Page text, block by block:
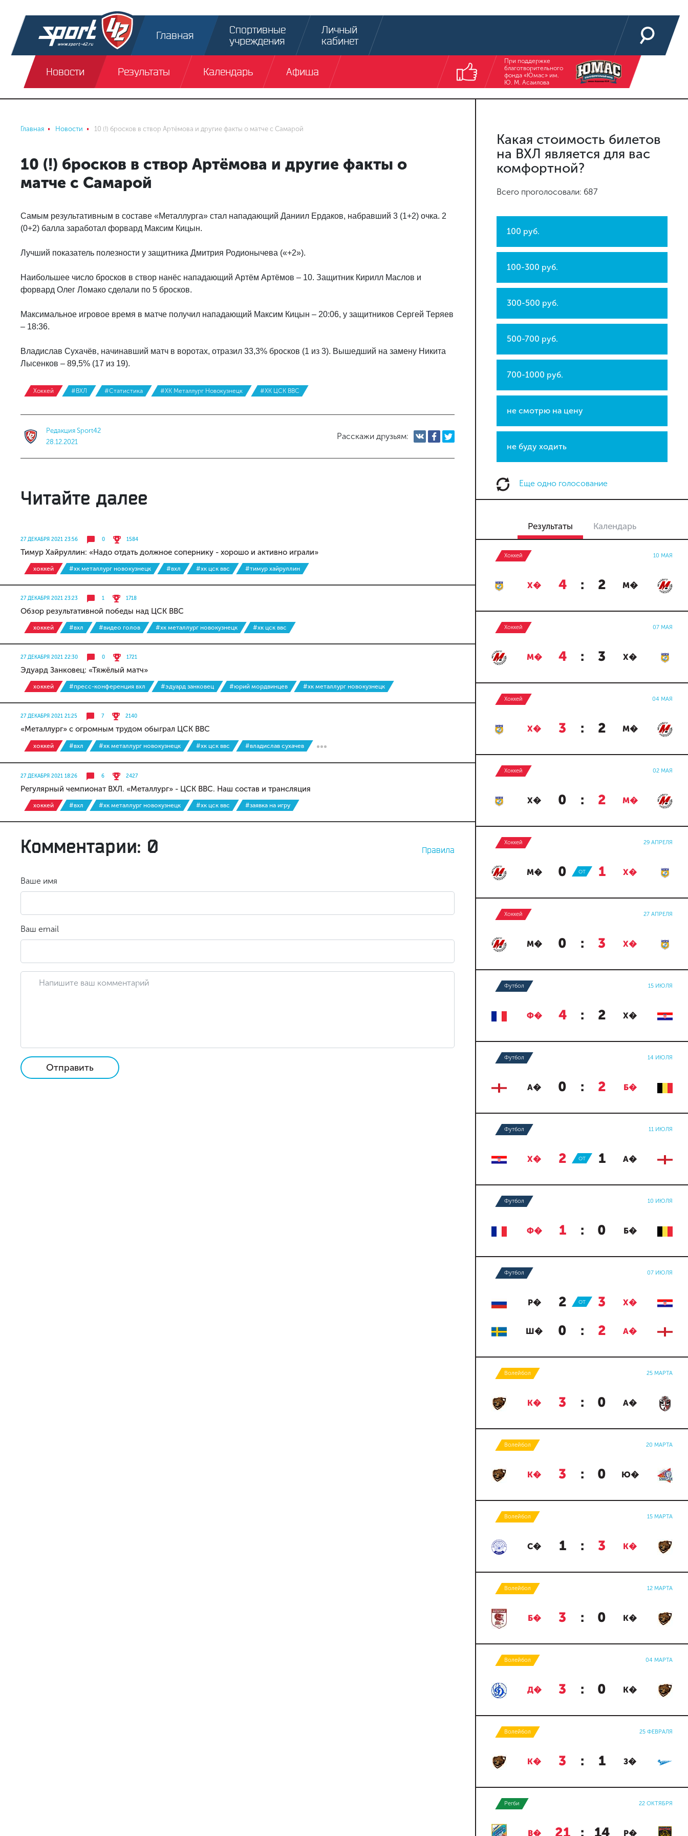
Главная
Спортивные
учреждения
Личный
кабинет
Новости Результаты Календарь Афиша
При поддержке
благотворительного
фонда «Юмас» им.
Ю. М. Асаилова
Главная Новости 10 (!) бросков в створ Артёмова и другие факты о матче с Самарой
10 (!) бросков в створ Артёмова и другие факты о
матче с Самарой
Самым результативным в составе «Металлурга» стал нападающий Даниил Ердаков, набравший 3 (1+2) очка. 2
(0+2) балла заработал форвард Максим Кицын.
Лучший показатель полезности у защитника Дмитрия Родионычева («+2»).
Наибольшее число бросков в створ нанёс нападающий Артём Артёмов – 10. Защитник Кирилл Маслов и
форвард Олег Ломако сделали по 5 бросков.
Максимальное игровое время в матче получил нападающий Максим Кицын – 20:06, у защитников Сергей Теряев
– 18:36.
Владислав Сухачёв, начинавший матч в воротах, отразил 33,3% бросков (1 из 3). Вышедший на замену Никита
Лысенков – 89,5% (17 из 19).
Хоккей #ВХЛ #Статистика #ХК Металлург Новокузнецк #ХК ЦСК ВВС
Редакция Sport42
28.12.2021
Расскажи друзьям:
Читайте далее
27 ДЕКАБРЯ 2021 23:56 0 1584
Тимур Хайруллин: «Надо отдать должное сопернику - хорошо и активно играли»
хоккей #хк металлург новокузнецк #вхл #хк цск ввс #тимур хайруллин
27 ДЕКАБРЯ 2021 23:23 1 1718
Обзор результативной победы над ЦСК ВВС
хоккей #вхл #видео голов #хк металлург новокузнецк #хк цск ввс
27 ДЕКАБРЯ 2021 22:30 0 1721
Эдуард Занковец: «Тяжёлый матч»
хоккей #пресс-конференция вхл #эдуард занковец #юрий мордвинцев #хк металлург новокузнецк
27 ДЕКАБРЯ 2021 21:25 7 2140
«Металлург» с огромным трудом обыграл ЦСК ВВС
хоккей #вхл #хк металлург новокузнецк #хк цск ввс #владислав сухачев
27 ДЕКАБРЯ 2021 18:26 6 2427
Регулярный чемпионат ВХЛ. «Металлург» - ЦСК ВВС. Наш состав и трансляция
хоккей #вхл #хк металлург новокузнецк #хк цск ввс #заявка на игру
Комментарии: 0 Правила
Ваше имя
Ваш email
Отправить
Какая стоимость билетов
на ВХЛ является для вас
комфортной?
Всего проголосовали: 687
100 руб.
100-300 руб.
300-500 руб.
500-700 руб.
700-1000 руб.
не смотрю на цену
не буду ходить
Еще одно голосование
Результаты Календарь
Хоккей 10 МАЯ
Х� 4 : 2 М�
Хоккей 07 МАЯ
М� 4 : 3 Х�
Хоккей 04 МАЯ
Х� 3 : 2 М�
Хоккей 02 МАЯ
Х� 0 : 2 М�
Хоккей 29 АПРЕЛЯ
М� 0 : 1 Х�
ОТ
Хоккей 27 АПРЕЛЯ
М� 0 : 3 Х�
Футбол 15 ИЮЛЯ
Ф� 4 : 2 Х�
Футбол 14 ИЮЛЯ
А� 0 : 2 Б�
Футбол 11 ИЮЛЯ
Х� 2 : 1 А�
ОТ
Футбол 10 ИЮЛЯ
Ф� 1 : 0 Б�
Футбол 07 ИЮЛЯ
Р� 2 : 3 Х�
ОТ
Ш� 0 : 2 А�
Волейбол 25 МАРТА
К� 3 : 0 А�
Волейбол 20 МАРТА
К� 3 : 0 Ю�
Волейбол 15 МАРТА
С� 1 : 3 К�
Волейбол 12 МАРТА
Б� 3 : 0 К�
Волейбол 04 МАРТА
Д� 3 : 0 К�
Волейбол 25 ФЕВРАЛЯ
К� 3 : 1 З�
Регби 22 ОКТЯБРЯ
В� 21 : 14 Р�